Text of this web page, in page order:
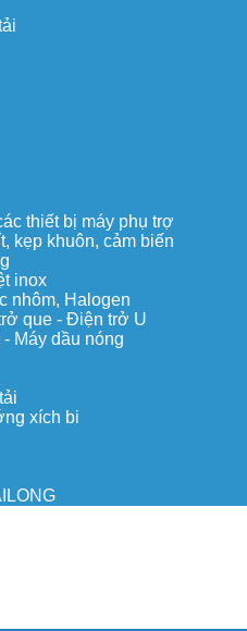
thiết bị máy phụ trợ
kẹp khuôn, cảm biến
inox
nhôm, Halogen
que - Điện trở U
Máy dầu nóng
xích bi